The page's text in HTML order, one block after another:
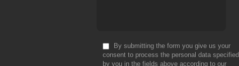
By submitting the form you give us your
consent to process the personal data specified
by you in the fields above according to our